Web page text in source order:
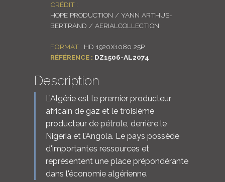
CRÉDIT :
HOPE PRODUCTION / YANN ARTHUS-
BERTRAND / AERIALCOLLECTION
FORMAT : HD 1920X1080 25P
RÉFÉRENCE : DZ1506-AL2074
Description
L’Algérie est le premier producteur
africain de gaz et le troisième
producteur de pétrole, derrière le
Nigeria et l’Angola. Le pays possède
d'importantes ressources et
représentent une place prépondérante
dans l'économie algérienne.